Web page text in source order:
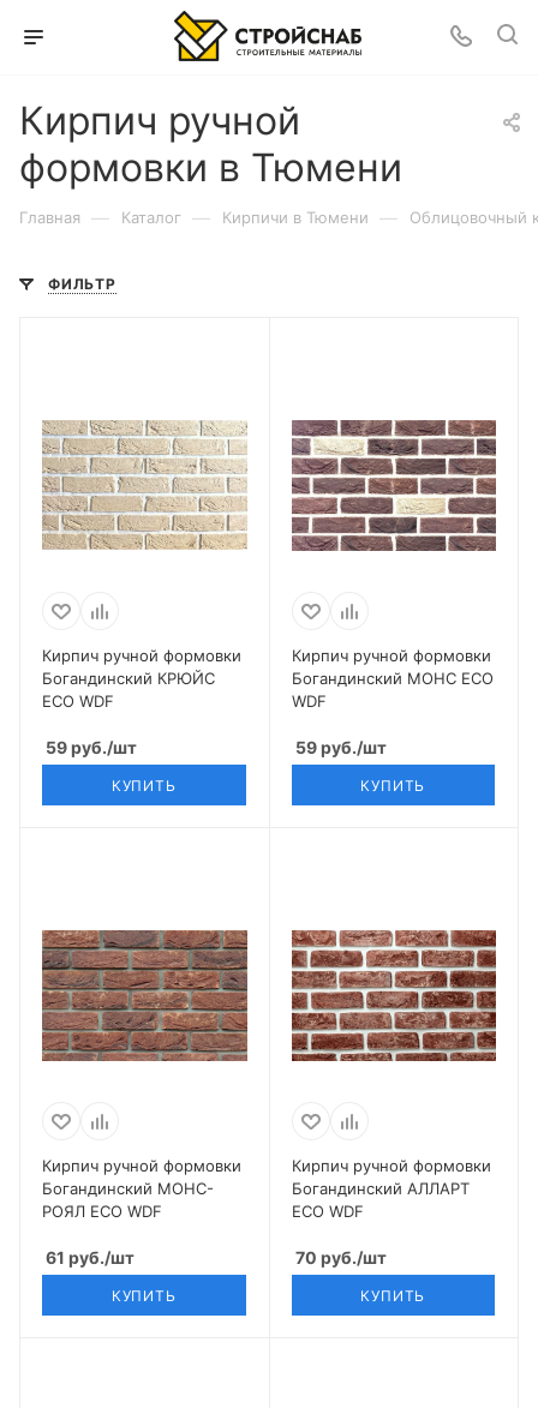
Кирпич ручной
формовки в Тюмени
Главная — Каталог — Кирпичи в Тюмени — Облицовочный
ФИЛЬТР
Кирпич ручной формовки
Богандинский КРЮЙС
ECO WDF
59руб./шт
КУПИТЬ
Кирпич ручной формовки
Богандинский МОНС ECO
WDF
59руб./шт
КУПИТЬ
Кирпич ручной формовки
Богандинский МОНС-
РОЯЛ ECO WDF
61 руб./шт
КУПИТЬ
Кирпич ручной формовки
Богандинский АЛЛАРТ
ECO WDF
70 руб./шт
КУПИТЬ